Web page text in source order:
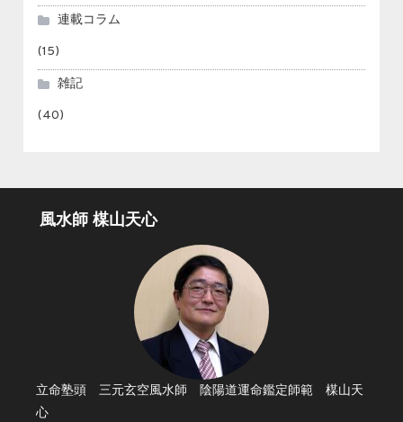
連載コラム
(15)
雑記
(40)
風水師 楳山天心
立命塾頭 三元玄空風水師 陰陽道運命鑑定師範 楳山天
心